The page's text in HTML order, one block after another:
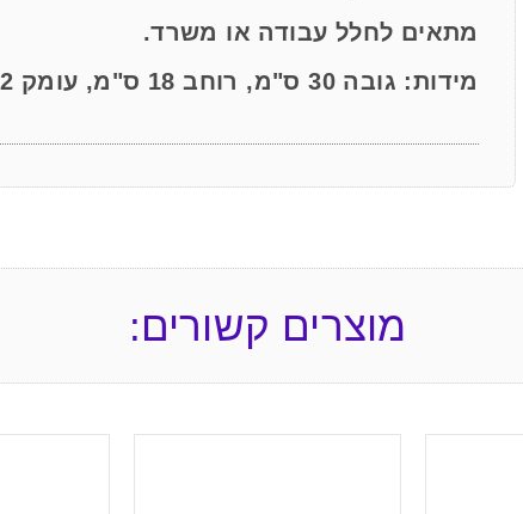
מתאים לחלל עבודה או משרד.
מידות: גובה 30 ס"מ, רוחב 18 ס"מ, עומק 12 ס"מ.
מוצרים קשורים: